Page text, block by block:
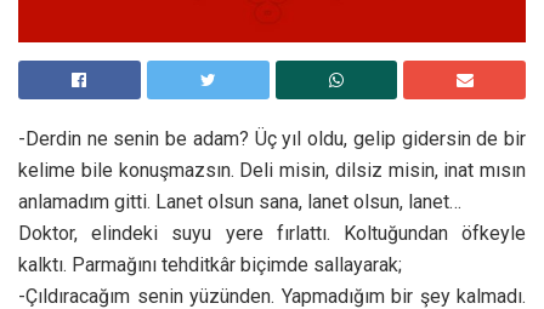
-Derdin ne senin be adam? Üç yıl oldu, gelip gidersin de bir
kelime bile konuşmazsın. Deli misin, dilsiz misin, inat mısın
anlamadım gitti. Lanet olsun sana, lanet olsun, lanet…
Doktor, elindeki suyu yere fırlattı. Koltuğundan öfkeyle
kalktı. Parmağını tehditkâr biçimde sallayarak;
-Çıldıracağım senin yüzünden. Yapmadığım bir şey kalmadı.